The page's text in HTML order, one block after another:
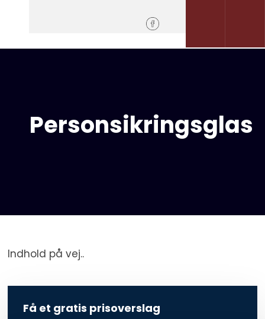
​
Personsikringsglas
Indhold på vej..​
Få et gratis prisoverslag